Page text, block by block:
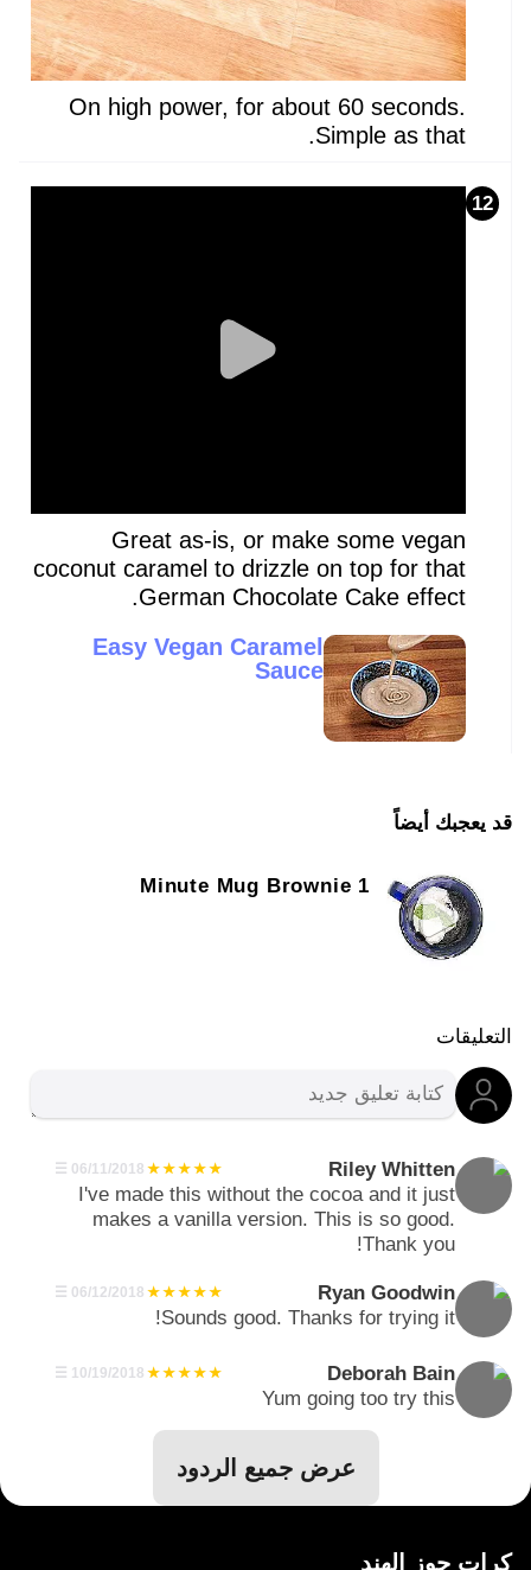
On high power, for about 60 seconds.
Simple as that.
12
Great as-is, or make some vegan
coconut caramel to drizzle on top for that
German Chocolate Cake effect.
Easy Vegan Caramel
Sauce
قد يعجبك أيضاً
1 Minute Mug Brownie
التعليقات
Riley Whitten
06/11/2018
☰
I've made this without the cocoa and it just
makes a vanilla version. This is so good.
Thank you!
Ryan Goodwin
06/12/2018
☰
Sounds good. Thanks for trying it!
Deborah Bain
10/19/2018
☰
Yum going too try this
عرض جميع الردود
كرات جوز الهند